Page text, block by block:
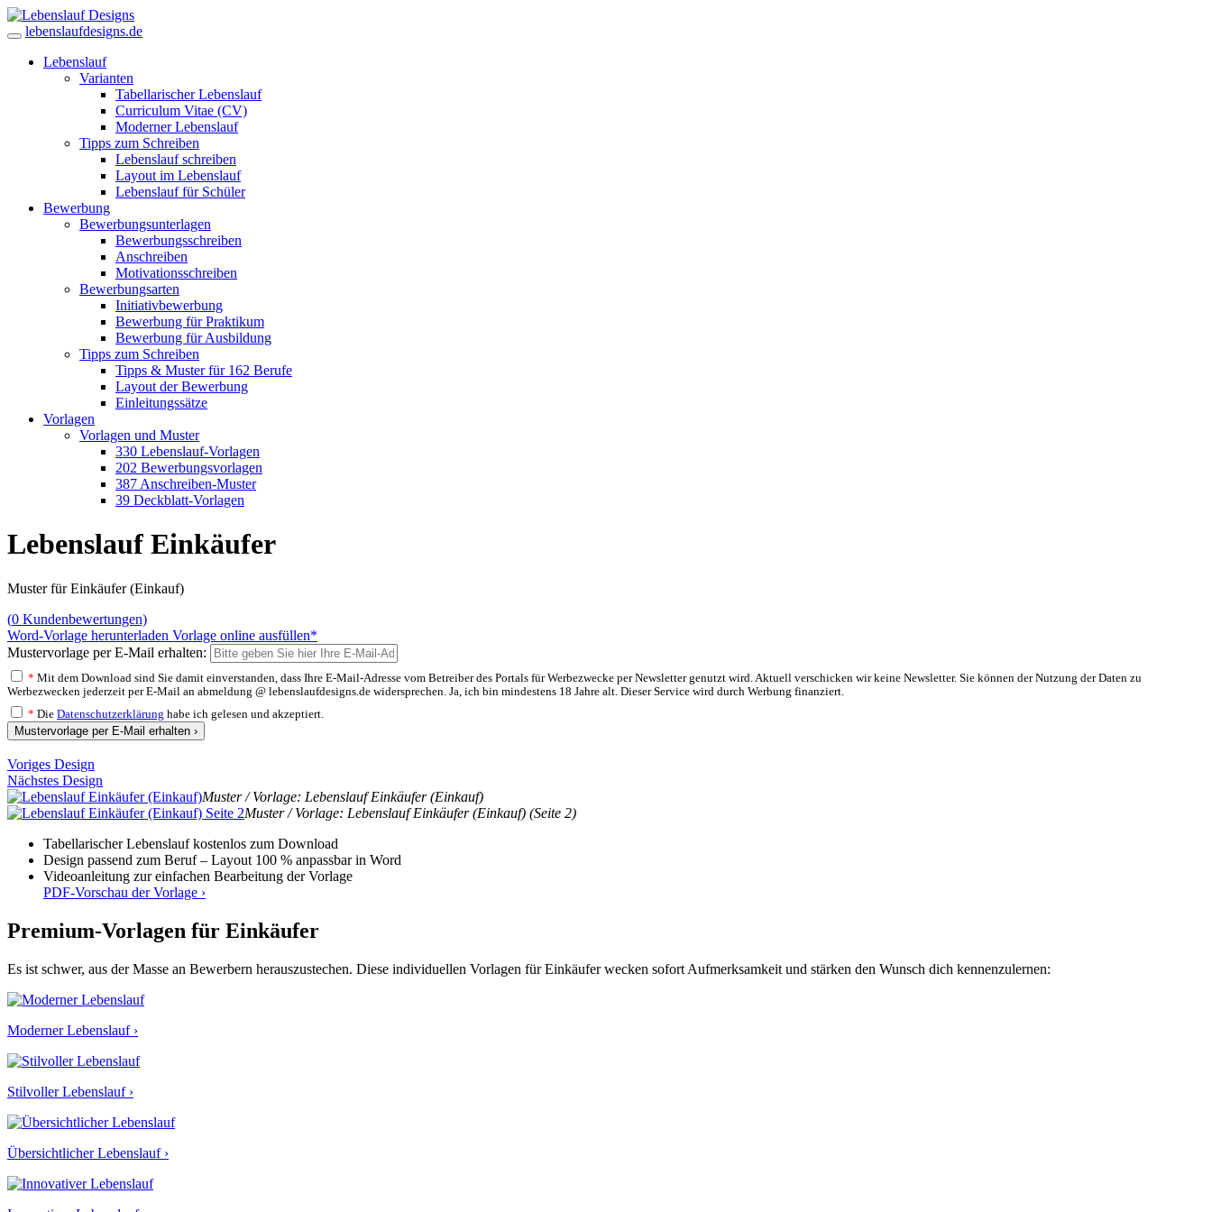
lebenslaufdesigns.de
Lebenslauf
Varianten
Tabellarischer Lebenslauf
Curriculum Vitae (CV)
Moderner Lebenslauf
Tipps zum Schreiben
Lebenslauf schreiben
Layout im Lebenslauf
Lebenslauf für Schüler
Bewerbung
Bewerbungsunterlagen
Bewerbungsschreiben
Anschreiben
Motivationsschreiben
Bewerbungsarten
Initiativbewerbung
Bewerbung für Praktikum
Bewerbung für Ausbildung
Tipps zum Schreiben
Tipps & Muster für 162 Berufe
Layout der Bewerbung
Einleitungssätze
Vorlagen
Vorlagen und Muster
330 Lebenslauf-Vorlagen
202 Bewerbungsvorlagen
387 Anschreiben-Muster
39 Deckblatt-Vorlagen
Lebenslauf Einkäufer
Muster für Einkäufer (Einkauf)
(0 Kundenbewertungen)
Word-Vorlage herunterladen Vorlage online ausfüllen*
Mustervorlage per E-Mail erhalten:
* Mit dem Download sind Sie damit einverstanden, dass Ihre E-Mail-Adresse vom Betreiber des Portals für Werbezwecke per Newsletter genutzt wird. Aktuell verschicken wir keine Newsletter. Sie können der Nutzung der Daten zu
Werbezwecken jederzeit per E-Mail an abmeldung @ lebenslaufdesigns.de widersprechen. Ja, ich bin mindestens 18 Jahre alt. Dieser Service wird durch Werbung finanziert.
* Die Datenschutzerklärung habe ich gelesen und akzeptiert.
Mustervorlage per E-Mail erhalten ›
Voriges Design
Nächstes Design
Muster / Vorlage: Lebenslauf Einkäufer (Einkauf)
Muster / Vorlage: Lebenslauf Einkäufer (Einkauf) (Seite 2)
Tabellarischer Lebenslauf kostenlos zum Download
Design passend zum Beruf – Layout 100 % anpassbar in Word
Videoanleitung zur einfachen Bearbeitung der Vorlage
PDF-Vorschau der Vorlage ›
Premium-Vorlagen für Einkäufer
Es ist schwer, aus der Masse an Bewerbern herauszustechen. Diese individuellen Vorlagen für Einkäufer wecken sofort Aufmerksamkeit und stärken den Wunsch dich kennenzulernen:
Moderner Lebenslauf ›
Stilvoller Lebenslauf ›
Übersichtlicher Lebenslauf ›